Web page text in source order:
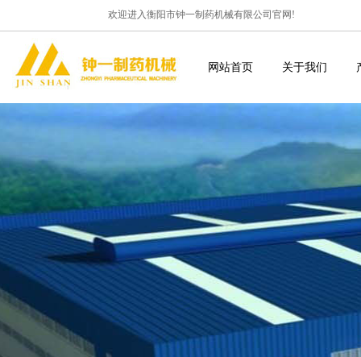
欢迎进入衡阳市钟一制药机械有限公司官网!
网站首页 关于我们